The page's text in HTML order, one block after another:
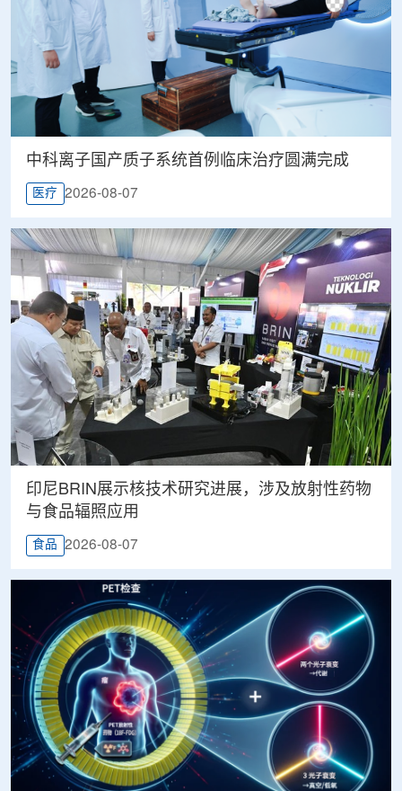
中科离子国产质子系统首例临床治疗圆满完成
医疗 2026-08-07
印尼BRIN展示核技术研究进展，涉及放射性药物
与食品辐照应用
食品 2026-08-07